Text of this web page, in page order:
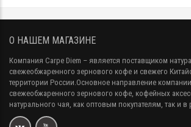
О НАШЕМ МАГАЗИНЕ
Компания Carpe Diem – является поставщиком
свежеобжаренного зернового кофе и свежего
территории России.Основное направление
свежеобжаренного зернового кофе, кофейных
натурального чая, как оптовым покупателям, так и в